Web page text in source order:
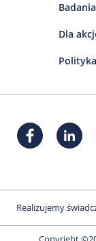
Dla
Realizujemy